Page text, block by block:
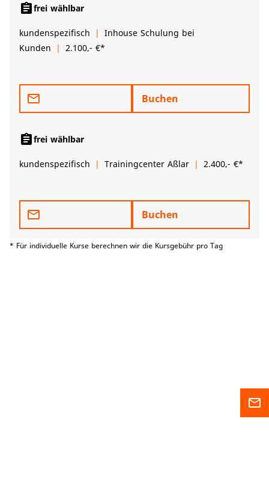
assignmentfrei wählbar
kundenspezifisch
Inhouse Schulung bei
Kunden
2.100,- €*
mail_outline Buchen
assignmentfrei wählbar
kundenspezifisch Trainingcenter Aßlar 2.400,- €*
mail_outline Buchen
* Für individuelle Kurse berechnen wir die Kursgebühr pro Tag
mail_outline